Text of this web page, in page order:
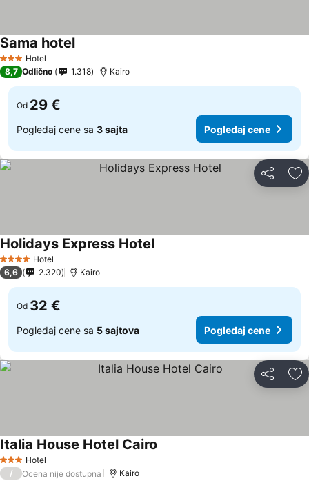
3 Zvezdice
Hotel
Sama hotelPogledaj cene
8,7 Odlično 1.318 Kairo
Od 29 €
Pogledaj cene sa 3 sajta Pogledaj cene
Deli
4 ZvezdiceHotel
Holidays Express HotelPogledaj cene
6,6 2.320 Kairo
Od 32 €
Pogledaj cene sa 5 sajtova Pogledaj cene
Deli
3 Zvezdice
Hotel
Italia House Hotel Cairo
/ Ocena nije dostupna Kairo